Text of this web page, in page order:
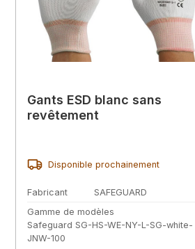
Gants ESD blanc sans
revêtement
Disponible prochainement
Fabricant
SAFEGUARD
Gamme de modèles
Safeguard SG-HS-WE-NY-L-SG-white-
JNW-100